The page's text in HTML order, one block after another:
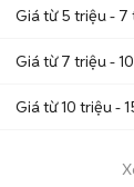
Giá từ 5 triệu - 7
Giá từ 7 triệu -
Giá từ 10 triệu -